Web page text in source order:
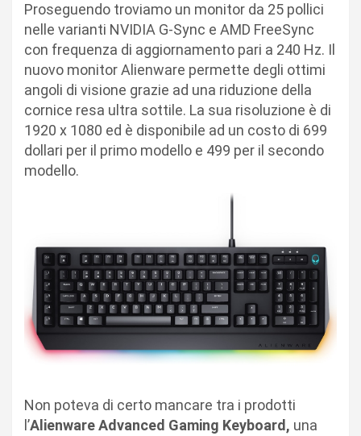
Proseguendo troviamo un monitor da 25 pollici
nelle varianti NVIDIA G-Sync e AMD FreeSync
con frequenza di aggiornamento pari a 240 Hz. Il
nuovo monitor Alienware permette degli ottimi
angoli di visione grazie ad una riduzione della
cornice resa ultra sottile. La sua risoluzione è di
1920 x 1080 ed è disponibile ad un costo di 699
dollari per il primo modello e 499 per il secondo
modello.
Non poteva di certo mancare tra i prodotti
l’Alienware Advanced Gaming Keyboard, una